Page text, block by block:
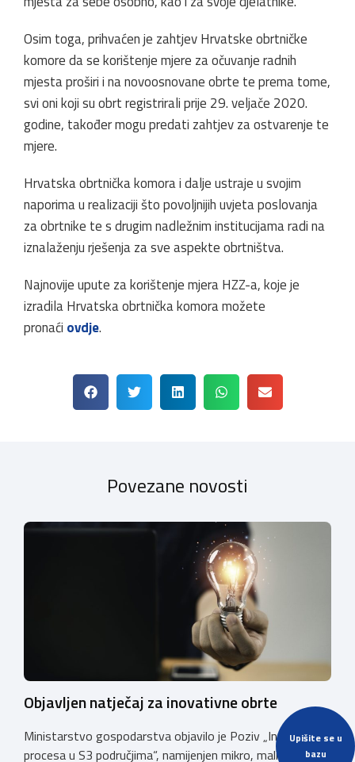
Upišite se u
bazu
Osim toga, prihvaćen je zahtjev Hrvatske obrtničke
komore da se korištenje mjere za očuvanje radnih
mjesta proširi i na novoosnovane obrte te prema tome,
svi oni koji su obrt registrirali prije 29. veljače 2020.
godine, također mogu predati zahtjev za ostvarenje te
mjere.
Hrvatska obrtnička komora i dalje ustraje u svojim
naporima u realizaciji što povoljnijih uvjeta poslovanja
za obrtnike te s drugim nadležnim institucijama radi na
iznalaženju rješenja za sve aspekte obrtništva.
Najnovije upute za korištenje mjera HZZ-a, koje je
izradila Hrvatska obrtnička komora možete
pronaći ovdje.
Povezane novosti
Objavljen natječaj za inovativne obrte
Ministarstvo gospodarstva objavilo je Poziv „Inovacije
procesa u S3 područjima“, namijenjen mikro, malim i